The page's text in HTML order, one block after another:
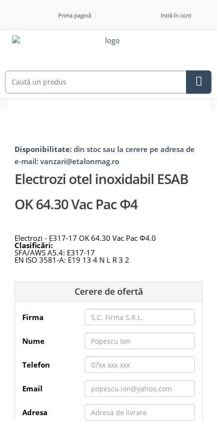
Prima pagină Intră în cont
Disponibilitate: din stoc sau la cerere pe adresa de
e-mail: vanzari@etalonmag.ro
Electrozi otel inoxidabil ESAB
OK 64.30 Vac Pac Φ4
Electrozi - E317-17 OK 64.30 Vac Pac Φ4.0
Clasificări:
SFA/AWS A5.4: E317-17
EN ISO 3581-A: E19 13 4 N L R 3 2
Cerere de ofertă
Firma
Nume
Telefon
Email
Adresa